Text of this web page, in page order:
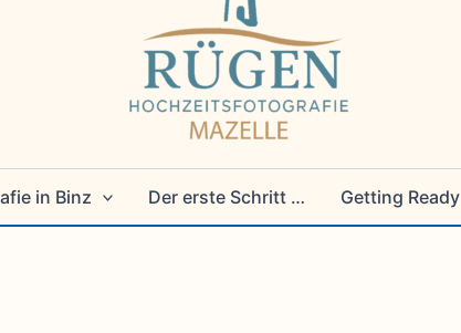
in Binz Der erste Schritt … Getting Ready